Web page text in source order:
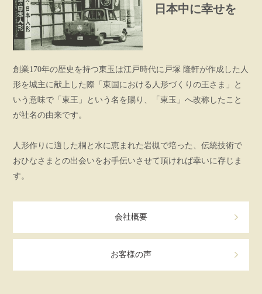
日本中に幸せを
創業170年の歴史を持つ東玉は江戸時代に戸塚 隆軒が作成した人
形を城主に献上した際「東国における人形づくりの王さま」と
いう意味で「東王」という名を賜り、「東玉」へ改称したこと
が社名の由来です。
人形作りに適した桐と水に恵まれた岩槻で培った、伝統技術で
おひなさまとの出会いをお手伝いさせて頂ければ幸いに存じま
す。
会社概要
お客様の声